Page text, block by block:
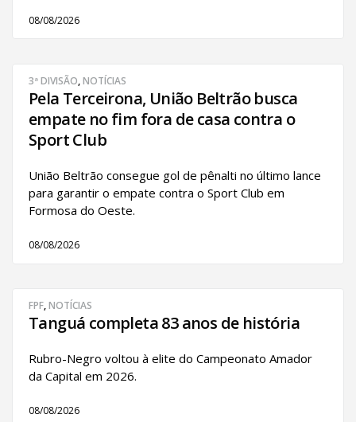
08/08/2026
3ª DIVISÃO,NOTÍCIAS
Pela Terceirona, União Beltrão busca
empate no fim fora de casa contra o
Sport Club
União Beltrão consegue gol de pênalti no último lance
para garantir o empate contra o Sport Club em
Formosa do Oeste.
08/08/2026
FPF,NOTÍCIAS
Tanguá completa 83 anos de história
Rubro-Negro voltou à elite do Campeonato Amador
da Capital em 2026.
08/08/2026